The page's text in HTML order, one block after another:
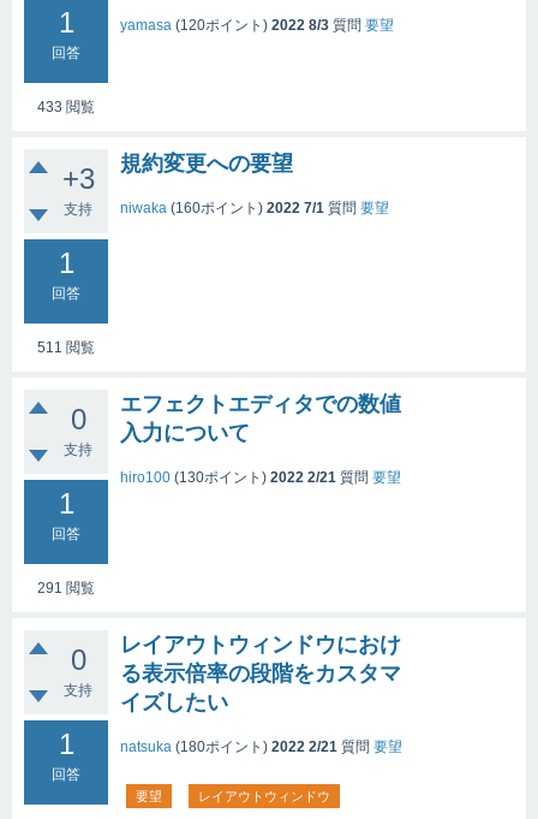
1
回答
433 閲覧
yamasa (120ポイント) 2022 8/3 質問 要望
+3
支持
1
回答
511 閲覧
規約変更への要望
niwaka (160ポイント) 2022 7/1 質問 要望
0
支持
1
回答
291 閲覧
エフェクトエディタでの数値
入力について
hiro100 (130ポイント) 2022 2/21 質問 要望
0
支持
1
回答
レイアウトウィンドウにおけ
る表示倍率の段階をカスタマ
イズしたい
natsuka (180ポイント) 2022 2/21 質問 要望
要望 レイアウトウィンドウ